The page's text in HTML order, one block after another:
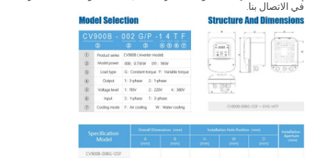
في الاتصال بنا.